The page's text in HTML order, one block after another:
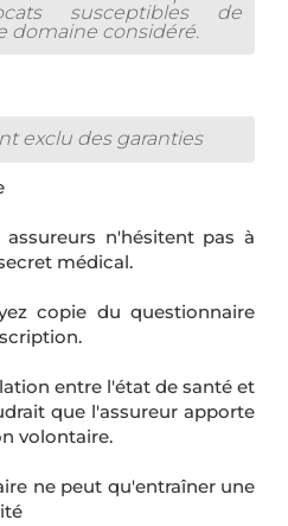
susceptibles de
domaine considéré.
exclu des garanties
n'hésitent pas à
médical.
copie du questionnaire
entre l'état de santé et
que l'assureur apporte
volontaire.
ne peut qu'entraîner une